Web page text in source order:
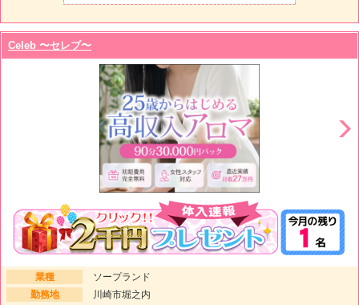
Celeb 〜セレブ〜
業種
ソープランド
勤務地
川崎市堀之内